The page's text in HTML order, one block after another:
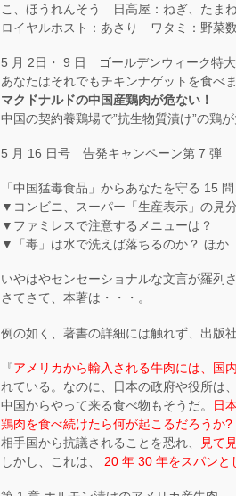
こ、ほうれんそう 日高屋：ねぎ、たま
ロイヤルホスト：あさり ワタミ：野菜
5 月 2日・ 9 日 ゴールデンウィーク特
あなたはそれでもチキンナゲットを食べ
マクドナルドの中国産鶏肉が危ない！
中国の契約養鶏場で”抗生物質漬け”の鶏
5 月 16 日号 告発キャンペーン第 7 弾
「中国猛毒食品」からあなたを守る 15
▼コンビニ、スーパー「生産表示」の見
▼ファミレスで注意するメニューは？
▼「毒」は水で洗えば落ちるのか？ ほか
いやはやセンセーショナルな文言が羅列
さてさて、本著は・・・。
例の如く、著書の詳細には触れず、出版
『アメリカから輸入される牛肉には、国
れている。なのに、日本の政府や役所は
中国からやって来る食べ物もそうだ。
日
鶏肉を食べ続けたら何が起こるだろうか?
相手国から抗議されることを恐れ、
見て
しかし、これは、 20 年 30 年をスパンと